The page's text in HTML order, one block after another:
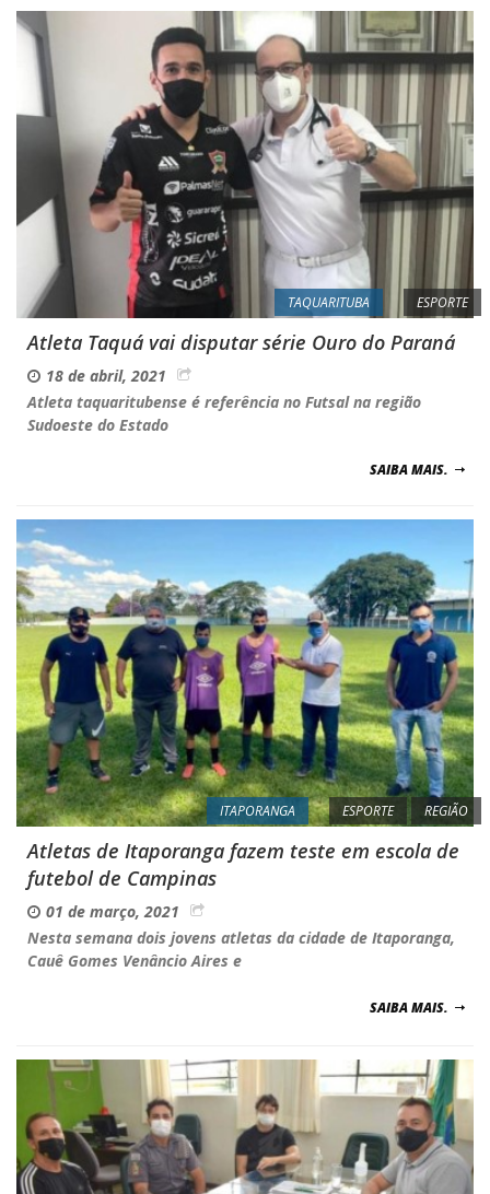
TAQUARITUBA ESPORTE
Atleta Taquá vai disputar série Ouro do Paraná
18 de abril, 2021
Atleta taquaritubense é referência no Futsal na região
Sudoeste do Estado
SAIBA MAIS.
ITAPORANGA ESPORTE REGIÃO
Atletas de Itaporanga fazem teste em escola de
futebol de Campinas
01 de março, 2021
Nesta semana dois jovens atletas da cidade de Itaporanga,
Cauê Gomes Venâncio Aires e
SAIBA MAIS.